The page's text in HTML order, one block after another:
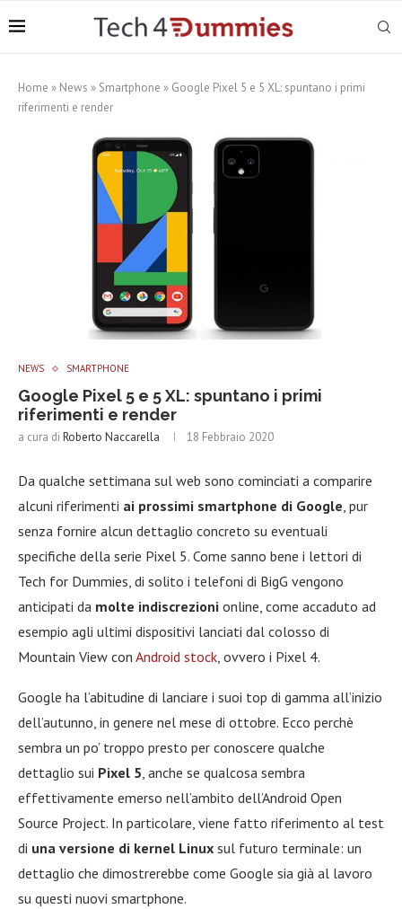
Home » News » Smartphone » Google Pixel 5 e 5 XL: spuntano i primi
riferimenti e render
NEWS SMARTPHONE
Google Pixel 5 e 5 XL: spuntano i primi
riferimenti e render
a cura di Roberto Naccarella 18 Febbraio 2020
Da qualche settimana sul web sono cominciati a comparire
alcuni riferimenti ai prossimi smartphone di Google, pur
senza fornire alcun dettaglio concreto su eventuali
specifiche della serie Pixel 5. Come sanno bene i lettori di
Tech for Dummies, di solito i telefoni di BigG vengono
anticipati da molte indiscrezioni online, come accaduto ad
esempio agli ultimi dispositivi lanciati dal colosso di
Mountain View con Android stock, ovvero i Pixel 4.
Google ha l’abitudine di lanciare i suoi top di gamma all’inizio
dell’autunno, in genere nel mese di ottobre. Ecco perchè
sembra un po’ troppo presto per conoscere qualche
dettaglio sui Pixel 5, anche se qualcosa sembra
effettivamente emerso nell’ambito dell’Android Open
Source Project. In particolare, viene fatto riferimento al test
di una versione di kernel Linux sul futuro terminale: un
dettaglio che dimostrerebbe come Google sia già al lavoro
su questi nuovi smartphone.